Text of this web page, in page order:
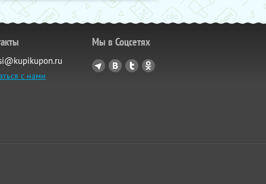
с нами
Мы в Соцсетях